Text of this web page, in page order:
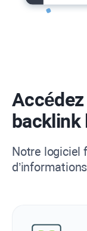
backlink
Notre logiciel